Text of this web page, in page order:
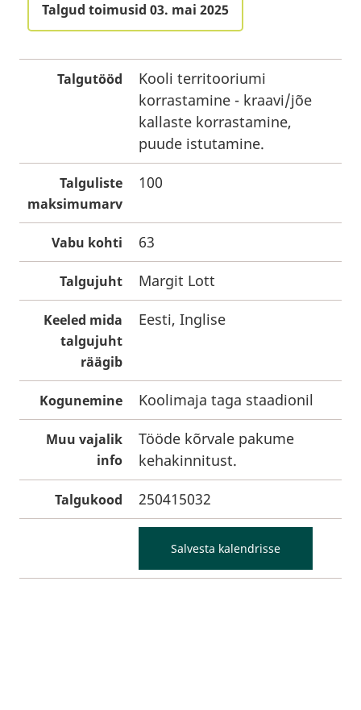
Talgud toimusid 03. mai 2025
Talgutööd
Kooli territooriumi
korrastamine - kraavi/jõe
kallaste korrastamine,
puude istutamine.
Talguliste
maksimumarv
100
Vabu kohti 63
Talgujuht Margit Lott
Keeled mida
talgujuht
räägib
Eesti, Inglise
Kogunemine Koolimaja taga staadionil
Muu vajalik
info
Tööde kõrvale pakume
kehakinnitust.
Talgukood 250415032
Salvesta kalendrisse